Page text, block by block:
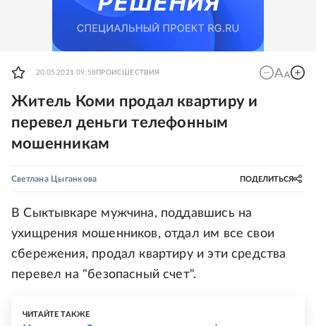
20.05.2021 09:58 ПРОИСШЕСТВИЯ
Житель Коми продал квартиру и
перевел деньги телефонным
мошенникам
Светлана Цыганкова ПОДЕЛИТЬСЯ
В Сыктывкаре мужчина, поддавшись на
ухищрения мошенников, отдал им все свои
сбережения, продал квартиру и эти средства
перевел на "безопасный счет".
ЧИТАЙТЕ ТАКЖЕ